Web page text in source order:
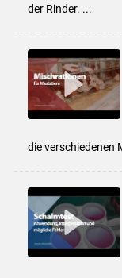
der Rinder. ...
die verschiedenen